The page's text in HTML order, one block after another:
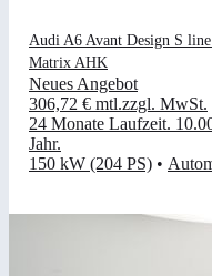
Audi A6 Avant Design S
Matrix AHK
Neues Angebot
306,72 € mtl.zzgl. MwSt.
24 Monate Laufzeit.
Jahr.
150 kW (204 PS) •